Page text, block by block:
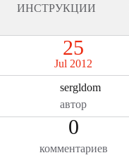
ИНСТРУКЦИИ
25
Jul 2012
sergldom
автор
0
комментариев